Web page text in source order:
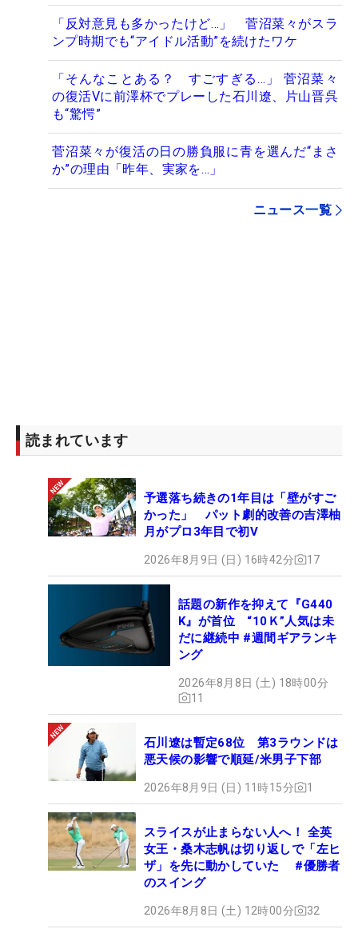
「反対意見も多かったけど…」 菅沼菜々がスラ
ンプ時期でも“アイドル活動”を続けたワケ
「そんなことある？ すごすぎる…」 菅沼菜々
の復活Vに前澤杯でプレーした石川遼、片山晋呉
も“驚愕”
菅沼菜々が復活の日の勝負服に青を選んだ“まさ
か”の理由「昨年、実家を…」
ニュース一覧
読まれています
予選落ち続きの1年目は「壁がすご
かった」 パット劇的改善の吉澤柚
月がプロ3年目で初V
2026年8月9日 (日) 16時42分 17
話題の新作を抑えて『G440
K』が首位 “10Ｋ”人気は未
だに継続中 #週間ギアランキ
ング
2026年8月8日 (土) 18時00分
11
石川遼は暫定68位 第3ラウンドは
悪天候の影響で順延/米男子下部
2026年8月9日 (日) 11時15分 1
スライスが止まらない人へ！ 全英
女王・桑木志帆は切り返しで「左ヒ
ザ」を先に動かしていた #優勝者
のスイング
2026年8月8日 (土) 12時00分 32